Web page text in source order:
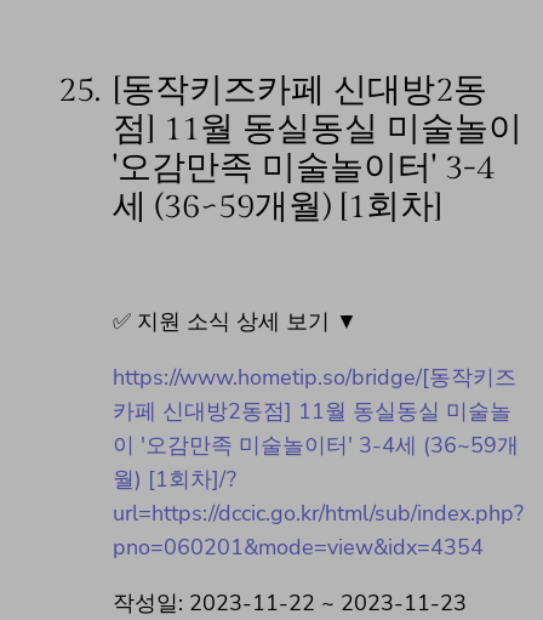
25.
[동작키즈카페 신대방2동
점] 11월 동실동실 미술놀이
'오감만족 미술놀이터' 3-4
세 (36~59개월) [1회차]
✅ 지원 소식 상세 보기 ▼
https://www.hometip.so/bridge/[동작키즈
카페 신대방2동점] 11월 동실동실 미술놀
이 '오감만족 미술놀이터' 3-4세 (36~59개
월) [1회차]/?
url=https://dccic.go.kr/html/sub/index.php?
pno=060201&mode=view&idx=4354
작성일: 2023-11-22 ~ 2023-11-23